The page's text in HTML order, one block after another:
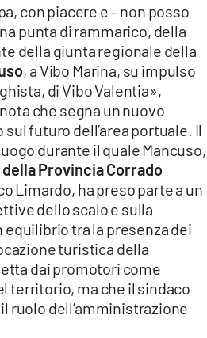
con piacere e – non posso
punta di rammarico, della
della giunta regionale della
, a Vibo Marina, su impulso
di Vibo Valentia»,
che segna un nuovo
futuro dell’area portuale. Il
durante il quale Mancuso,
Provincia Corrado
Limardo, ha preso parte a un
dello scalo e sulla
tra la presenza dei
turistica della
dai promotori come
territorio, ma che il sindaco
ruolo dell’amministrazione